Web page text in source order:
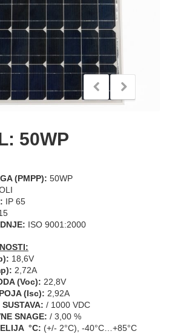
50WP
(PMPP): 50WP
IP 65
ISO 9001:2000
18,6V
2,72A
(Voc): 22,8V
(Isc): 2,92A
/ 1000 VDC
SNAGE: / 3,00 %
°C: (+/- 2°C), -40°C…+85°C